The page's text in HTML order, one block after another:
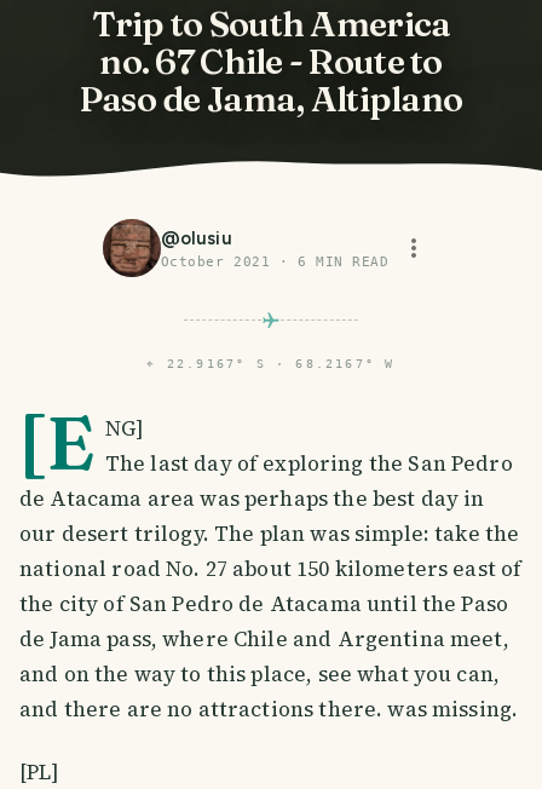
Trip to South America
no. 67 Chile - Route to
Paso de Jama, Altiplano
@olusiu
October 2021 · 6 MIN READ
⌖ 22.9167° S · 68.2167° W
[E NG]
The last day of exploring the San Pedro
de Atacama area was perhaps the best day in
our desert trilogy. The plan was simple: take the
national road No. 27 about 150 kilometers east of
the city of San Pedro de Atacama until the Paso
de Jama pass, where Chile and Argentina meet,
and on the way to this place, see what you can,
and there are no attractions there. was missing.
[PL]